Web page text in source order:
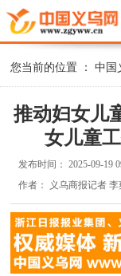
您当前的位置 ：中国
推动妇女儿
女儿童
发布时间：2025-09-19
作者：
义乌商报记者 李